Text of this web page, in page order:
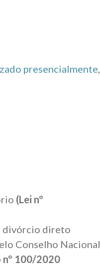
presencialmente,
(Lei nº
divórcio direto
Conselho Nacional
100/2020